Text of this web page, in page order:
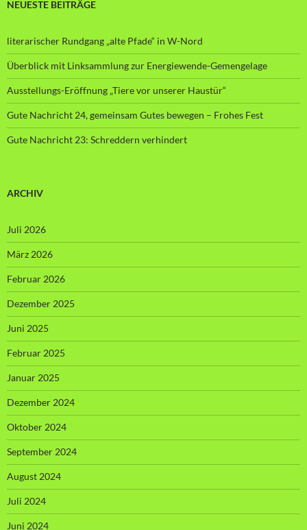
NEUESTE BEITRÄGE
literarischer Rundgang „alte Pfade“ in W-Nord
Überblick mit Linksammlung zur Energiewende-Gemengelage
Ausstellungs-Eröffnung „Tiere vor unserer Haustür“
Gute Nachricht 24, gemeinsam Gutes bewegen – Frohes Fest
Gute Nachricht 23: Schreddern verhindert
ARCHIV
Juli 2026
März 2026
Februar 2026
Dezember 2025
Juni 2025
Februar 2025
Januar 2025
Dezember 2024
Oktober 2024
September 2024
August 2024
Juli 2024
Juni 2024